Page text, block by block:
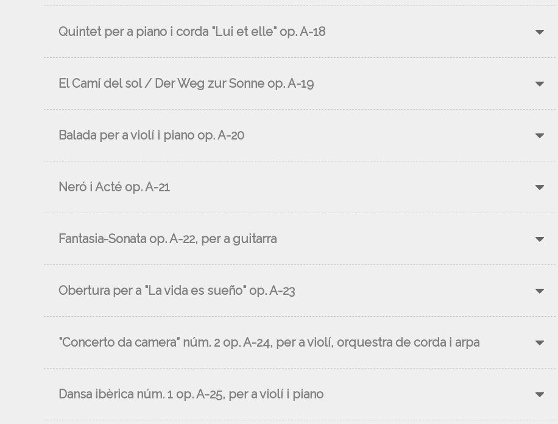
Quintet per a piano i corda "Lui et elle" op. A-18
El Camí del sol / Der Weg zur Sonne op. A-19
Balada per a violí i piano op. A-20
Neró i Acté op. A-21
Fantasia-Sonata op. A-22, per a guitarra
Obertura per a "La vida es sueño" op. A-23
”Concerto da camera” núm. 2 op. A-24, per a violí, orquestra de corda i arpa
Dansa ibèrica núm. 1 op. A-25, per a violí i piano